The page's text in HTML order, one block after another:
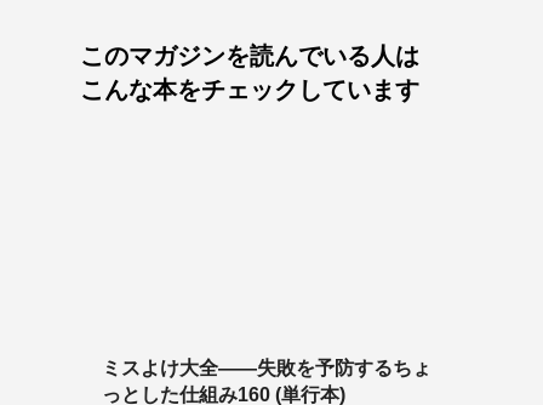
このマガジンを読んでいる人は
こんな本をチェックしています
ミスよけ大全――失敗を予防するちょ
っとした仕組み160 (単行本)